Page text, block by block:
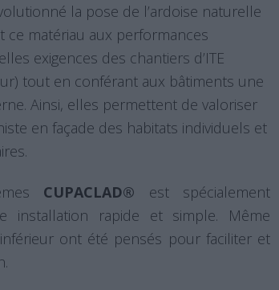
la pose de l’ardoise naturelle
ce matériau aux performances
exigences des chantiers d’ITE
tout en conférant aux bâtiments une
Ainsi, elles permettent de valoriser
en façade des habitats individuels et
CUPACLAD® est spécialement
installation rapide et simple. Même
ont été pensés pour faciliter et